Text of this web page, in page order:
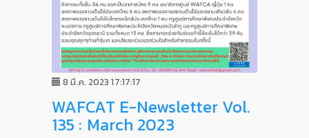
8 มี.ค. 2023 17:17:17
WAFCAT E-Newsletter Vol.
135 : March 2023